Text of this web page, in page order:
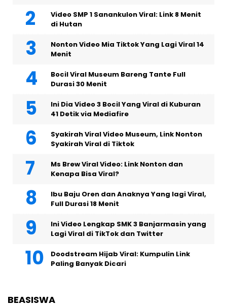
Video SMP 1 Sanankulon Viral: Link 8 Menit
di Hutan
Nonton Video Mia Tiktok Yang Lagi Viral 14
Menit
Bocil Viral Museum Bareng Tante Full
Durasi 30 Menit
Ini Dia Video 3 Bocil Yang Viral di Kuburan
41 Detik via Mediafire
Syakirah Viral Video Museum, Link Nonton
Syakirah Viral di Tiktok
Ms Brew Viral Video: Link Nonton dan
Kenapa Bisa Viral?
Ibu Baju Oren dan Anaknya Yang lagi Viral,
Full Durasi 18 Menit
Ini Video Lengkap SMK 3 Banjarmasin yang
Lagi Viral di TikTok dan Twitter
Doodstream Hijab Viral: Kumpulin Link
Paling Banyak Dicari
BEASISWA